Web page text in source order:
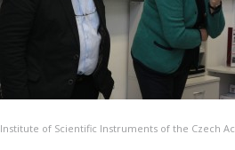
Institute of Scientific Instruments of the Czech